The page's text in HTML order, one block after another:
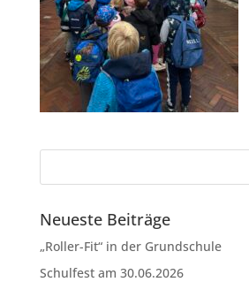
Neueste Beiträge
„Roller-Fit“ in der Grundschule
Schulfest am 30.06.2026